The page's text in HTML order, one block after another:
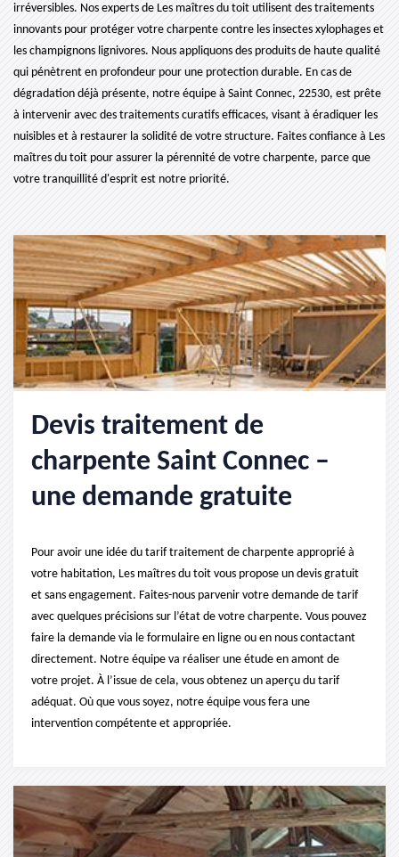
irréversibles. Nos experts de Les maîtres du toit utilisent des traitements
innovants pour protéger votre charpente contre les insectes xylophages et
les champignons lignivores. Nous appliquons des produits de haute qualité
qui pénètrent en profondeur pour une protection durable. En cas de
dégradation déjà présente, notre équipe à Saint Connec, 22530, est prête
à intervenir avec des traitements curatifs efficaces, visant à éradiquer les
nuisibles et à restaurer la solidité de votre structure. Faites confiance à Les
maîtres du toit pour assurer la pérennité de votre charpente, parce que
votre tranquillité d'esprit est notre priorité.
Devis traitement de
charpente Saint Connec –
une demande gratuite
Pour avoir une idée du tarif traitement de charpente approprié à
votre habitation, Les maîtres du toit vous propose un devis gratuit
et sans engagement. Faites-nous parvenir votre demande de tarif
avec quelques précisions sur l’état de votre charpente. Vous pouvez
faire la demande via le formulaire en ligne ou en nous contactant
directement. Notre équipe va réaliser une étude en amont de
votre projet. À l’issue de cela, vous obtenez un aperçu du tarif
adéquat. Où que vous soyez, notre équipe vous fera une
intervention compétente et appropriée.